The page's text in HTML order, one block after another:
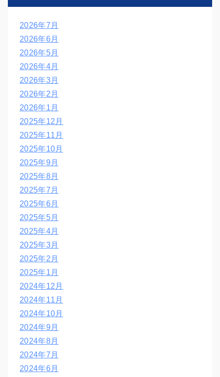
2026年7月
2026年6月
2026年5月
2026年4月
2026年3月
2026年2月
2026年1月
2025年12月
2025年11月
2025年10月
2025年9月
2025年8月
2025年7月
2025年6月
2025年5月
2025年4月
2025年3月
2025年2月
2025年1月
2024年12月
2024年11月
2024年10月
2024年9月
2024年8月
2024年7月
2024年6月